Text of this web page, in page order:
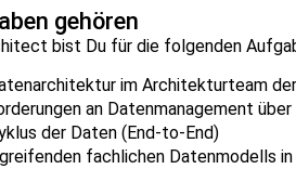
gehören
bist Du für die folgenden
im Architekturteam
an Datenmanagement
der Daten (End-to-End)
fachlichen Datenmodells